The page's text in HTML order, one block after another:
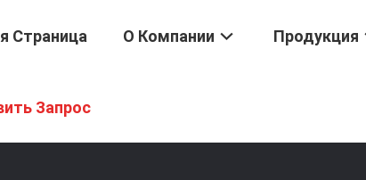
Страница О Компании Продукция
Запрос